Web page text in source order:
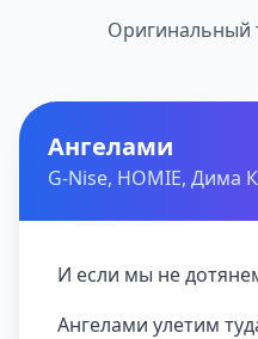
Оригинальный
Ангелами
G-Nise, HOMIE, Дима
И если мы не
Ангелами улетим